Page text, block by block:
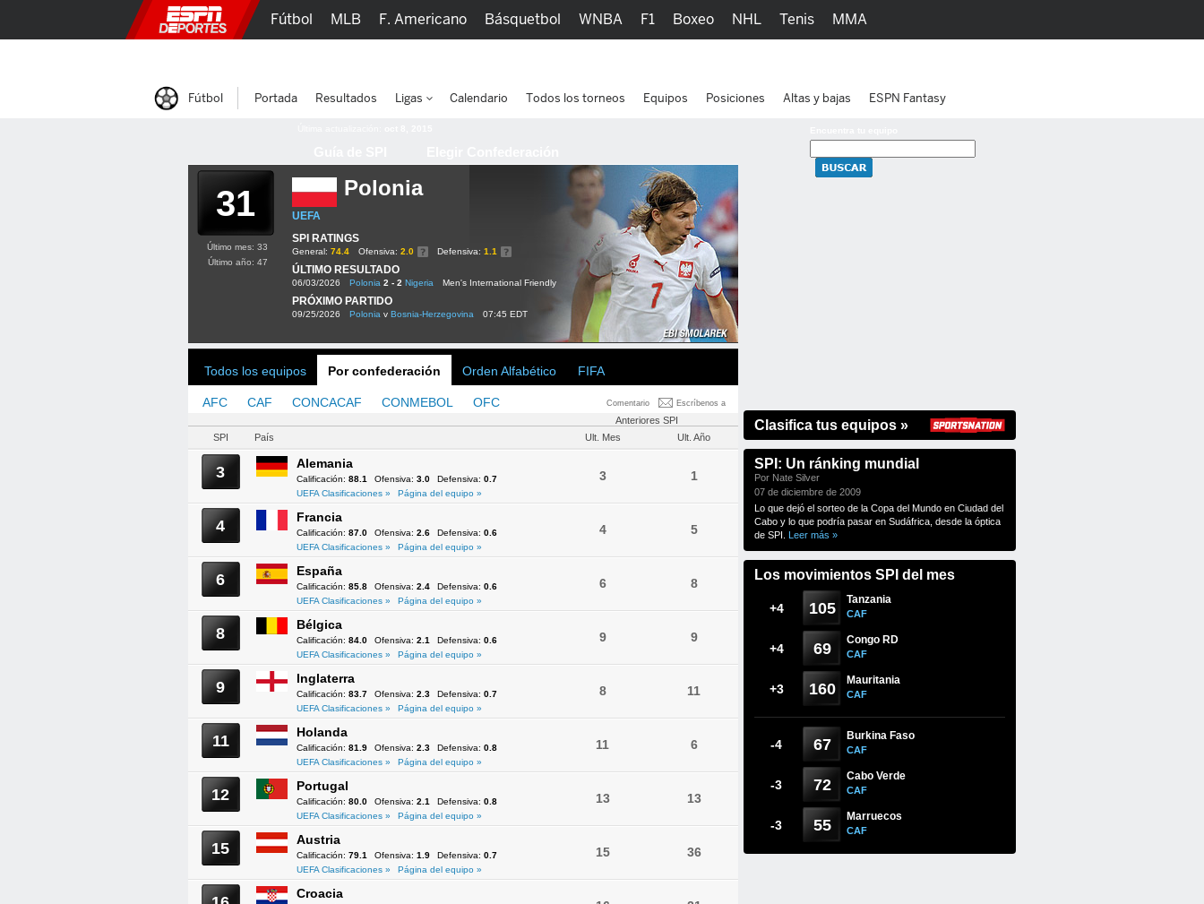
31 Polonia
UEFA
SPI RATINGS
General: 74.4 Ofensiva: 2.0 Defensiva: 1.1
ÚLTIMO RESULTADO
06/03/2026 Polonia 2 - 2 Nigeria Men's International Friendly
PRÓXIMO PARTIDO
09/25/2026 Polonia v Bosnia-Herzegovina 07:45 EDT
Último mes: 33
Último año: 47
Todos los equipos Por confederación Orden Alfabético FIFA
Comentario Escríbenos a
AFC CAF CONCACAF CONMEBOL OFC
Anteriores SPI
SPI
País Ult. Mes Ult. Año
3 Alemania
Calificación: 88.1 Ofensiva: 3.0 Defensiva: 0.7
UEFA Clasificaciones »
Página del equipo »
3 1
4 Francia
Calificación: 87.0 Ofensiva: 2.6 Defensiva: 0.6
UEFA Clasificaciones »
Página del equipo »
4 5
6 España
Calificación: 85.8 Ofensiva: 2.4 Defensiva: 0.6
UEFA Clasificaciones »
Página del equipo »
6 8
8 Bélgica
Calificación: 84.0 Ofensiva: 2.1 Defensiva: 0.6
UEFA Clasificaciones »
Página del equipo »
9 9
9 Inglaterra
Calificación: 83.7 Ofensiva: 2.3 Defensiva: 0.7
UEFA Clasificaciones »
Página del equipo »
8 11
11 Holanda
Calificación: 81.9 Ofensiva: 2.3 Defensiva: 0.8
UEFA Clasificaciones »
Página del equipo »
11 6
12 Portugal
Calificación: 80.0 Ofensiva: 2.1 Defensiva: 0.8
UEFA Clasificaciones »
Página del equipo »
13 13
15 Austria
Calificación: 79.1 Ofensiva: 1.9 Defensiva: 0.7
UEFA Clasificaciones »
Página del equipo »
15 36
Croacia
Clasifica tus equipos »
SPI: Un ránking mundial
Por Nate Silver
07 de diciembre de 2009
Lo que dejó el sorteo de la Copa del Mundo en Ciudad del
Cabo y lo que podría pasar en Sudáfrica, desde la óptica
de SPI. Leer más »
Los movimientos SPI del mes
+4 105 Tanzania
CAF
+4 69 Congo RD
CAF
+3 160 Mauritania
CAF
-4 67 Burkina Faso
CAF
-3 72 Cabo Verde
CAF
-3 55 Marruecos
CAF
Fútbol MLB F. Americano Básquetbol WNBA F1 Boxeo NHL Tenis MMA
Fútbol Portada Resultados Ligas Calendario Todos los torneos Equipos Posiciones Altas y bajas ESPN Fantasy